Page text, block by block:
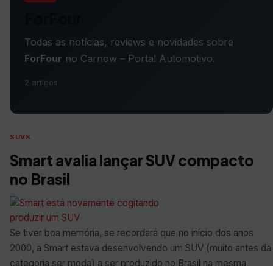
Todas as notícias, reviews e novidades sobre
ForFour no Carnow – Portal Automotivo.
2 artigos
SUVS
Smart avalia lançar SUV compacto
no Brasil
Se tiver boa memória, se recordará que no início dos anos
2000, a Smart estava desenvolvendo um SUV (muito antes da
categoria ser moda) a ser produzido no Brasil na mesma